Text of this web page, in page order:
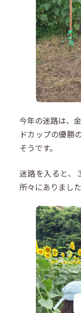
今年の迷路は、
ドカップの優
そうです。
迷路を入ると、
所々にありました